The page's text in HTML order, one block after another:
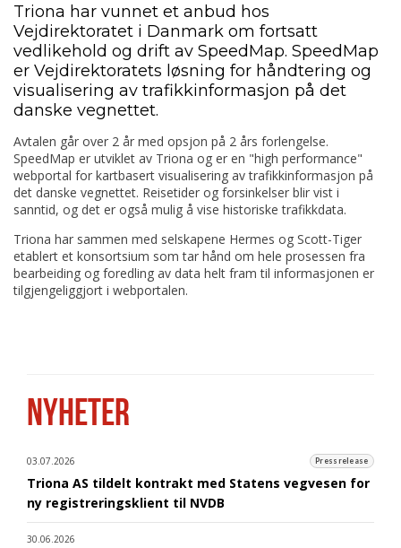
Triona har vunnet et anbud hos
Vejdirektoratet i Danmark om fortsatt
vedlikehold og drift av SpeedMap. SpeedMap
er Vejdirektoratets løsning for håndtering og
visualisering av trafikkinformasjon på det
danske vegnettet.
Avtalen går over 2 år med opsjon på 2 års forlengelse.
SpeedMap er utviklet av Triona og er en "high performance"
webportal for kartbasert visualisering av trafikkinformasjon på
det danske vegnettet. Reisetider og forsinkelser blir vist i
sanntid, og det er også mulig å vise historiske trafikkdata.
Triona har sammen med selskapene Hermes og Scott-Tiger
etablert et konsortsium som tar hånd om hele prosessen fra
bearbeiding og foredling av data helt fram til informasjonen er
tilgjengeliggjort i webportalen.
NYHETER
03.07.2026 Pressrelease
Triona AS tildelt kontrakt med Statens vegvesen for
ny registreringsklient til NVDB
30.06.2026